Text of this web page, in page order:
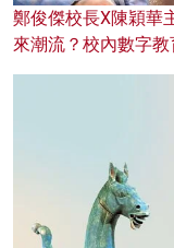
鄭俊傑校長X陳穎華
來潮流？校內數字教